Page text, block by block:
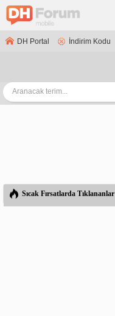
DH Portal İndirim Kodu
Sıcak Fırsatlarda Tıklananlar